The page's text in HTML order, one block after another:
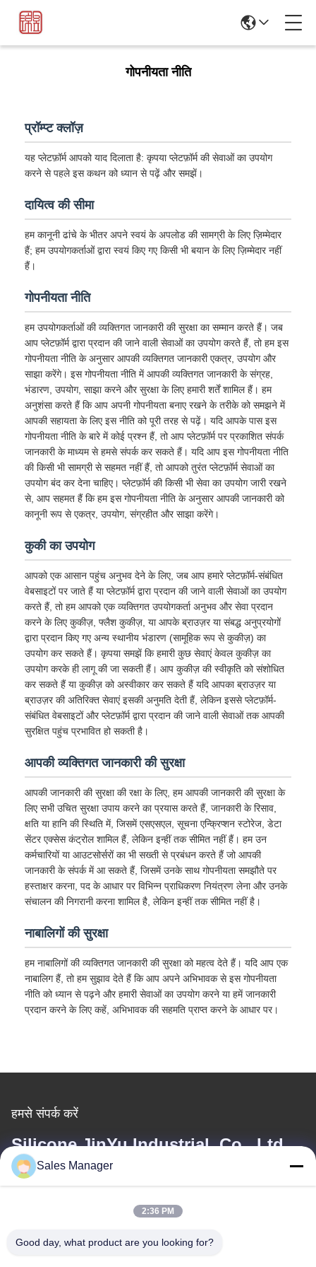
गोपनीयता नीति
प्रॉम्प्ट क्लॉज़
यह प्लेटफ़ॉर्म आपको याद दिलाता है: कृपया प्लेटफ़ॉर्म की सेवाओं का उपयोग
करने से पहले इस कथन को ध्यान से पढ़ें और समझें।
दायित्व की सीमा
हम कानूनी ढांचे के भीतर अपने स्वयं के अपलोड की सामग्री के लिए ज़िम्मेदार
हैं; हम उपयोगकर्ताओं द्वारा स्वयं किए गए किसी भी बयान के लिए ज़िम्मेदार नहीं
हैं।
गोपनीयता नीति
हम उपयोगकर्ताओं की व्यक्तिगत जानकारी की सुरक्षा का सम्मान करते हैं। जब
आप प्लेटफ़ॉर्म द्वारा प्रदान की जाने वाली सेवाओं का उपयोग करते हैं, तो हम इस
गोपनीयता नीति के अनुसार आपकी व्यक्तिगत जानकारी एकत्र, उपयोग और
साझा करेंगे। इस गोपनीयता नीति में आपकी व्यक्तिगत जानकारी के संग्रह,
भंडारण, उपयोग, साझा करने और सुरक्षा के लिए हमारी शर्तें शामिल हैं। हम
अनुशंसा करते हैं कि आप अपनी गोपनीयता बनाए रखने के तरीके को समझने में
आपकी सहायता के लिए इस नीति को पूरी तरह से पढ़ें। यदि आपके पास इस
गोपनीयता नीति के बारे में कोई प्रश्न हैं, तो आप प्लेटफ़ॉर्म पर प्रकाशित संपर्क
जानकारी के माध्यम से हमसे संपर्क कर सकते हैं। यदि आप इस गोपनीयता नीति
की किसी भी सामग्री से सहमत नहीं हैं, तो आपको तुरंत प्लेटफ़ॉर्म सेवाओं का
उपयोग बंद कर देना चाहिए। प्लेटफ़ॉर्म की किसी भी सेवा का उपयोग जारी रखने
से, आप सहमत हैं कि हम इस गोपनीयता नीति के अनुसार आपकी जानकारी को
कानूनी रूप से एकत्र, उपयोग, संग्रहीत और साझा करेंगे।
कुकी का उपयोग
आपको एक आसान पहुंच अनुभव देने के लिए, जब आप हमारे प्लेटफ़ॉर्म-संबंधित
वेबसाइटों पर जाते हैं या प्लेटफ़ॉर्म द्वारा प्रदान की जाने वाली सेवाओं का उपयोग
करते हैं, तो हम आपको एक व्यक्तिगत उपयोगकर्ता अनुभव और सेवा प्रदान
करने के लिए कुकीज़, फ्लैश कुकीज़, या आपके ब्राउज़र या संबद्ध अनुप्रयोगों
द्वारा प्रदान किए गए अन्य स्थानीय भंडारण (सामूहिक रूप से कुकीज़) का
उपयोग कर सकते हैं। कृपया समझें कि हमारी कुछ सेवाएं केवल कुकीज़ का
उपयोग करके ही लागू की जा सकती हैं। आप कुकीज़ की स्वीकृति को संशोधित
कर सकते हैं या कुकीज़ को अस्वीकार कर सकते हैं यदि आपका ब्राउज़र या
ब्राउज़र की अतिरिक्त सेवाएं इसकी अनुमति देती हैं, लेकिन इससे प्लेटफ़ॉर्म-
संबंधित वेबसाइटों और प्लेटफ़ॉर्म द्वारा प्रदान की जाने वाली सेवाओं तक आपकी
सुरक्षित पहुंच प्रभावित हो सकती है।
आपकी व्यक्तिगत जानकारी की सुरक्षा
आपकी जानकारी की सुरक्षा की रक्षा के लिए, हम आपकी जानकारी की सुरक्षा के
लिए सभी उचित सुरक्षा उपाय करने का प्रयास करते हैं, जानकारी के रिसाव,
क्षति या हानि की स्थिति में, जिसमें एसएसएल, सूचना एन्क्रिप्शन स्टोरेज, डेटा
सेंटर एक्सेस कंट्रोल शामिल हैं, लेकिन इन्हीं तक सीमित नहीं हैं। हम उन
कर्मचारियों या आउटसोर्सरों का भी सख्ती से प्रबंधन करते हैं जो आपकी
जानकारी के संपर्क में आ सकते हैं, जिसमें उनके साथ गोपनीयता समझौते पर
हस्ताक्षर करना, पद के आधार पर विभिन्न प्राधिकरण नियंत्रण लेना और उनके
संचालन की निगरानी करना शामिल है, लेकिन इन्हीं तक सीमित नहीं है।
नाबालिगों की सुरक्षा
हम नाबालिगों की व्यक्तिगत जानकारी की सुरक्षा को महत्व देते हैं। यदि आप एक
नाबालिग हैं, तो हम सुझाव देते हैं कि आप अपने अभिभावक से इस गोपनीयता
नीति को ध्यान से पढ़ने और हमारी सेवाओं का उपयोग करने या हमें जानकारी
प्रदान करने के लिए कहें, अभिभावक की सहमति प्राप्त करने के आधार पर।
हमसे संपर्क करें
Silicone JinYu Industrial Co., Ltd.
ईमेल
angela@siliconeproducts-factory.com
Sales Manager
2:36 PM
Good day, what product are you looking for?